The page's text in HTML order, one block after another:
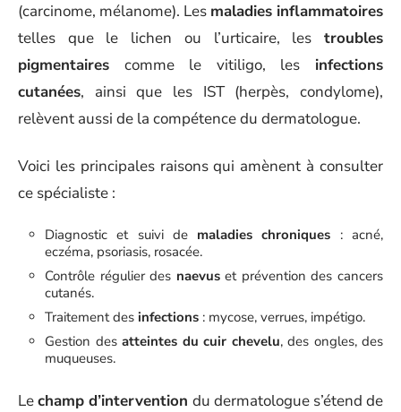
(carcinome, mélanome). Les maladies inflammatoires
telles que le lichen ou l’urticaire, les troubles
pigmentaires comme le vitiligo, les infections
cutanées, ainsi que les IST (herpès, condylome),
relèvent aussi de la compétence du dermatologue.
Voici les principales raisons qui amènent à consulter
ce spécialiste :
Diagnostic et suivi de maladies chroniques : acné,
eczéma, psoriasis, rosacée.
Contrôle régulier des naevuset prévention des cancers
cutanés.
Traitement des infections : mycose, verrues, impétigo.
Gestion des atteintes du cuir chevelu, des ongles, des
muqueuses.
Lechamp d’intervention du dermatologue s’étend de